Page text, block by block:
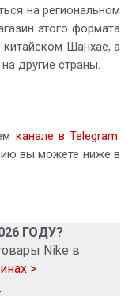
на региональном
этого формата
китайском Шанхае, а
другие страны.
канале в Telegram.
вы можете ниже в
ГОДУ?
Nike в
>